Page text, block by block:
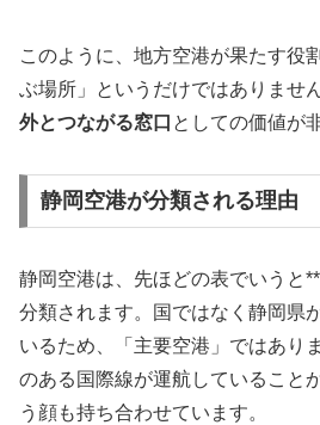
このように、地方空港が果たす役
ぶ場所」というだけではありませ
外とつながる窓口 としての価値が
静岡空港が分類される理由
静岡空港は、先ほどの表でいうと
分類されます。国ではなく静岡県
いるため、「主要空港」ではあり
のある国際線が運航していること
う顔も持ち合わせています。